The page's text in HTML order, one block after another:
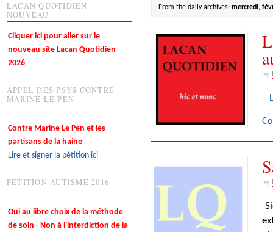
From the daily archives: mercredi,
by
by
LACAN QUOTIDIEN
NOUVEAU
Cliquer ici pour aller sur le
nouveau site Lacan Quotidien
2026
APPEL DES PSYS CONTRE
MARINE LE PEN
Contre Marine Le Pen et les
partisans de la haine
Lire et signer la pétition ici
PETITION AUTISME 2016
Oui au libre choix de la méthode
de soin - Non à l'interdiction de la